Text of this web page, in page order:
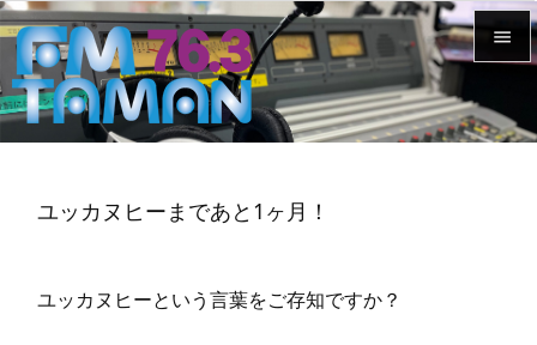

メニュ

ユッカヌヒーまであと1ヶ月！
ユッカヌヒーという言葉をご存知ですか？